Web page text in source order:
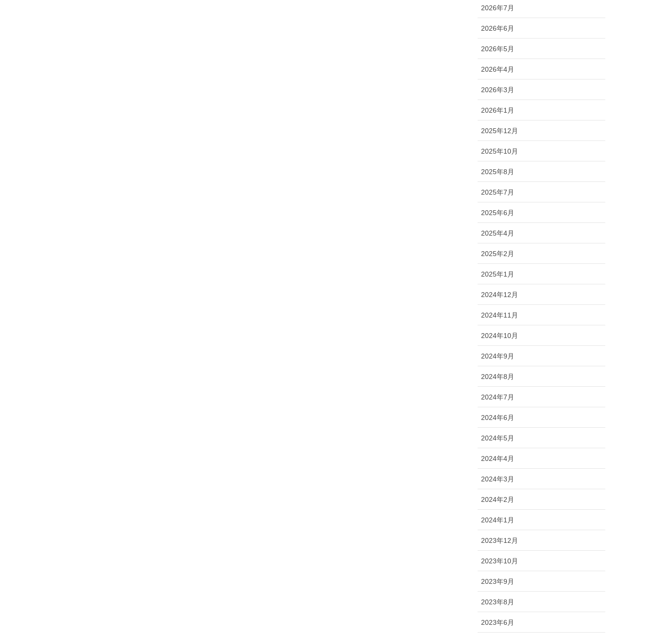
2026年7月
2026年6月
2026年5月
2026年4月
2026年3月
2026年1月
2025年12月
2025年10月
2025年8月
2025年7月
2025年6月
2025年4月
2025年2月
2025年1月
2024年12月
2024年11月
2024年10月
2024年9月
2024年8月
2024年7月
2024年6月
2024年5月
2024年4月
2024年3月
2024年2月
2024年1月
2023年12月
2023年10月
2023年9月
2023年8月
2023年6月